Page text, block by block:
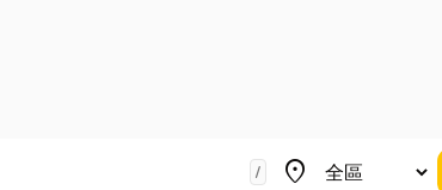
/ place
地區